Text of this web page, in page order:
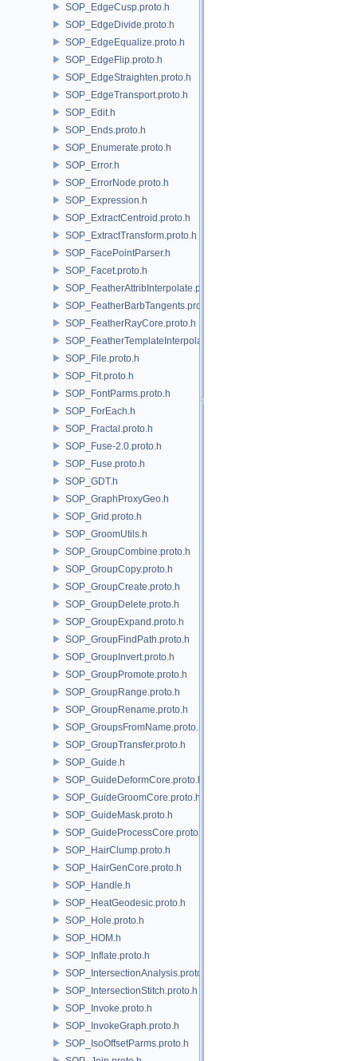
SOP_EdgeCusp.proto.h
SOP_EdgeDivide.proto.h
SOP_EdgeEqualize.proto.h
SOP_EdgeFlip.proto.h
SOP_EdgeStraighten.proto.h
SOP_EdgeTransport.proto.h
SOP_Edit.h
SOP_Ends.proto.h
SOP_Enumerate.proto.h
SOP_Error.h
SOP_ErrorNode.proto.h
SOP_Expression.h
SOP_ExtractCentroid.proto.h
SOP_ExtractTransform.proto.h
SOP_FacePointParser.h
SOP_Facet.proto.h
SOP_FeatherAttribInterpolate.proto.h
SOP_FeatherBarbTangents.proto.h
SOP_FeatherRayCore.proto.h
SOP_FeatherTemplateInterpolate.proto.h
SOP_File.proto.h
SOP_Fit.proto.h
SOP_FontParms.proto.h
SOP_ForEach.h
SOP_Fractal.proto.h
SOP_Fuse-2.0.proto.h
SOP_Fuse.proto.h
SOP_GDT.h
SOP_GraphProxyGeo.h
SOP_Grid.proto.h
SOP_GroomUtils.h
SOP_GroupCombine.proto.h
SOP_GroupCopy.proto.h
SOP_GroupCreate.proto.h
SOP_GroupDelete.proto.h
SOP_GroupExpand.proto.h
SOP_GroupFindPath.proto.h
SOP_GroupInvert.proto.h
SOP_GroupPromote.proto.h
SOP_GroupRange.proto.h
SOP_GroupRename.proto.h
SOP_GroupsFromName.proto.h
SOP_GroupTransfer.proto.h
SOP_Guide.h
SOP_GuideDeformCore.proto.h
SOP_GuideGroomCore.proto.h
SOP_GuideMask.proto.h
SOP_GuideProcessCore.proto.h
SOP_HairClump.proto.h
SOP_HairGenCore.proto.h
SOP_Handle.h
SOP_HeatGeodesic.proto.h
SOP_Hole.proto.h
SOP_HOM.h
SOP_Inflate.proto.h
SOP_IntersectionAnalysis.proto.h
SOP_IntersectionStitch.proto.h
SOP_Invoke.proto.h
SOP_InvokeGraph.proto.h
SOP_IsoOffsetParms.proto.h